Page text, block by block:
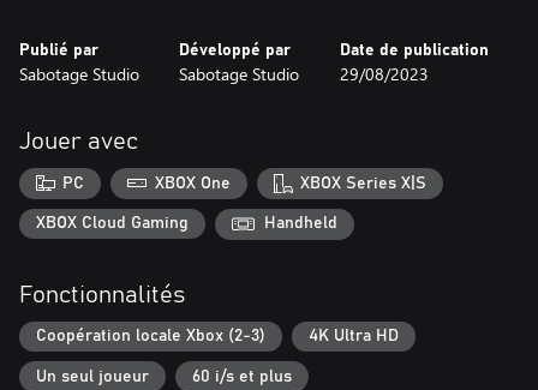
Publié par
Sabotage Studio
Développé par
Sabotage Studio
Date de publication
29/08/2023
Jouer avec
PC XBOX One XBOX Series X|S
XBOX Cloud Gaming Handheld
Fonctionnalités
Coopération locale Xbox (2-3) 4K Ultra HD
Un seul joueur 60 i/s et plus